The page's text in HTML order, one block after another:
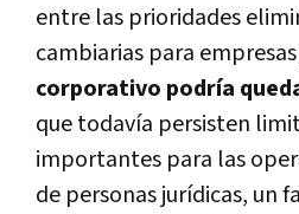
entre las prioridades
cambiarias para
corporativo podría
que todavía persisten
importantes para las
de personas jurídicas, un